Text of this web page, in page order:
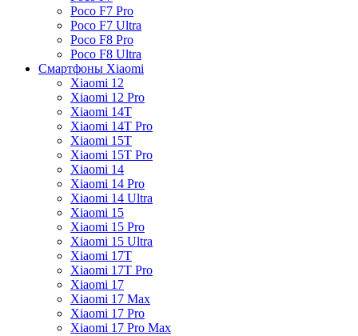
Poco F7 Pro
Poco F7 Ultra
Poco F8 Pro
Poco F8 Ultra
Смартфоны Xiaomi
Xiaomi 12
Xiaomi 12 Pro
Xiaomi 14T
Xiaomi 14T Pro
Xiaomi 15T
Xiaomi 15T Pro
Xiaomi 14
Xiaomi 14 Pro
Xiaomi 14 Ultra
Xiaomi 15
Xiaomi 15 Pro
Xiaomi 15 Ultra
Xiaomi 17T
Xiaomi 17T Pro
Xiaomi 17
Xiaomi 17 Max
Xiaomi 17 Pro
Xiaomi 17 Pro Max